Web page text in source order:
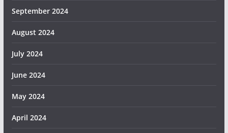
September 2024
August 2024
July 2024
June 2024
May 2024
April 2024